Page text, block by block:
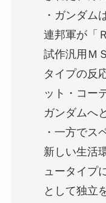
・ガンダム
連邦軍が「
試作汎用Ｍ
タイプの反
ット・コー
ガンダムへ
・一方でス
新しい生活
ュータイプ
として独立